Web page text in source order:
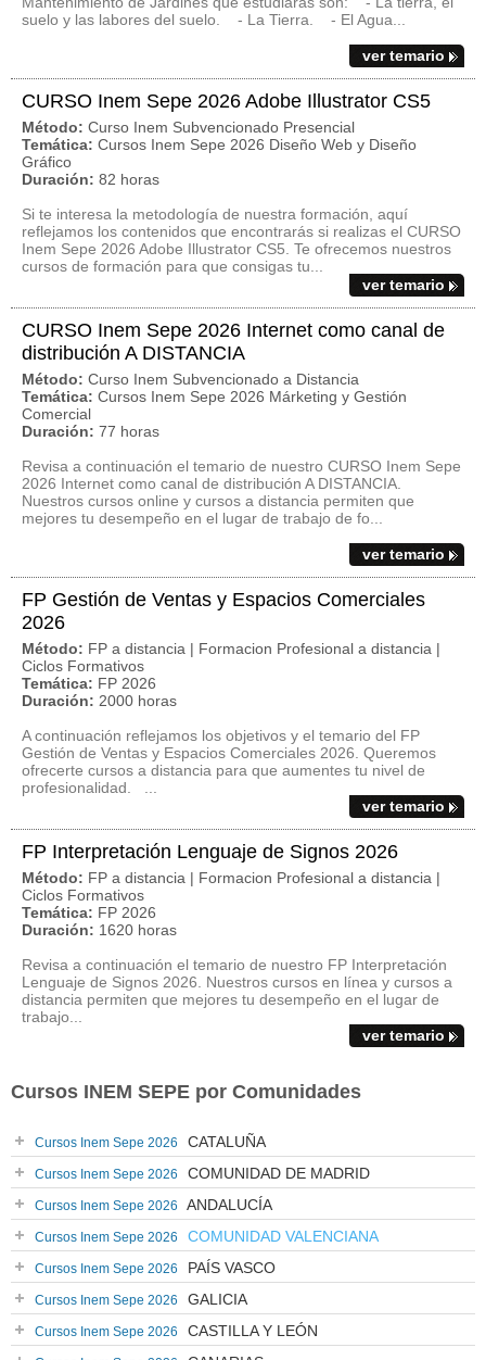
suelo y las labores del suelo. - La Tierra. - El Agua...
ver temario
CURSO Inem Sepe 2026 Adobe Illustrator CS5
Método: Curso Inem Subvencionado Presencial
Temática: Cursos Inem Sepe 2026 Diseño Web y Diseño
Gráfico
Duración: 82 horas
Si te interesa la metodología de nuestra formación, aquí
reflejamos los contenidos que encontrarás si realizas el CURSO
Inem Sepe 2026 Adobe Illustrator CS5. Te ofrecemos nuestros
cursos de formación para que consigas tu...
ver temario
CURSO Inem Sepe 2026 Internet como canal de
distribución A DISTANCIA
Método: Curso Inem Subvencionado a Distancia
Temática: Cursos Inem Sepe 2026 Márketing y Gestión
Comercial
Duración: 77 horas
Revisa a continuación el temario de nuestro CURSO Inem Sepe
2026 Internet como canal de distribución A DISTANCIA.
Nuestros cursos online y cursos a distancia permiten que
mejores tu desempeño en el lugar de trabajo de fo...
ver temario
FP Gestión de Ventas y Espacios Comerciales
2026
Método: FP a distancia | Formacion Profesional a distancia |
Ciclos Formativos
Temática: FP 2026
Duración: 2000 horas
A continuación reflejamos los objetivos y el temario del FP
Gestión de Ventas y Espacios Comerciales 2026. Queremos
ofrecerte cursos a distancia para que aumentes tu nivel de
profesionalidad. ...
ver temario
FP Interpretación Lenguaje de Signos 2026
Método: FP a distancia | Formacion Profesional a distancia |
Ciclos Formativos
Temática: FP 2026
Duración: 1620 horas
Revisa a continuación el temario de nuestro FP Interpretación
Lenguaje de Signos 2026. Nuestros cursos en línea y cursos a
distancia permiten que mejores tu desempeño en el lugar de
trabajo...
ver temario
Cursos INEM SEPE por Comunidades
Cursos Inem Sepe 2026 CATALUÑA
Cursos Inem Sepe 2026 COMUNIDAD DE MADRID
Cursos Inem Sepe 2026 ANDALUCÍA
Cursos Inem Sepe 2026 COMUNIDAD VALENCIANA
Cursos Inem Sepe 2026 PAÍS VASCO
Cursos Inem Sepe 2026 GALICIA
Cursos Inem Sepe 2026 CASTILLA Y LEÓN